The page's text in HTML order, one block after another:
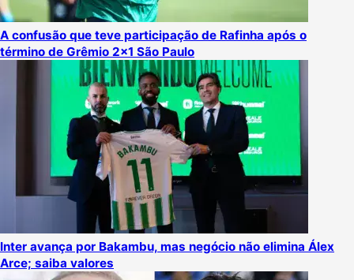
A confusão que teve participação de Rafinha após o
término de Grêmio 2×1 São Paulo
Inter avança por Bakambu, mas negócio não elimina Álex
Arce; saiba valores